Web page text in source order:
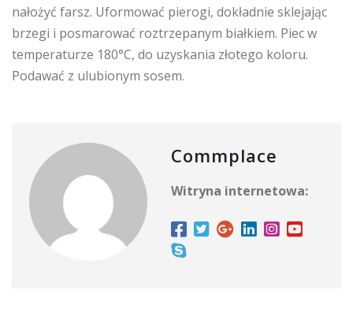
nałożyć farsz. Uformować pierogi, dokładnie sklejając
brzegi i posmarować roztrzepanym białkiem. Piec w
temperaturze 180°C, do uzyskania złotego koloru.
Podawać z ulubionym sosem.
Commplace
Witryna internetowa: